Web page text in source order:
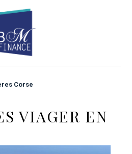
Corse
VIAGER EN